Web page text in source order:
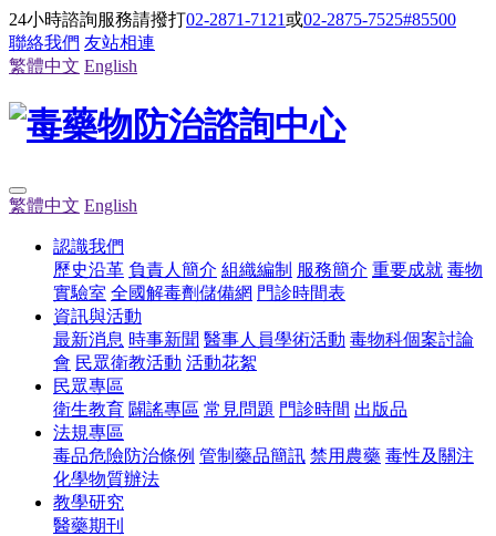
24小時諮詢服務請撥打02-2871-7121或02-2875-7525#85500
聯絡我們 友站相連
繁體中文 English
繁體中文 English
認識我們
歷史沿革 負責人簡介 組織編制 服務簡介 重要成就 毒物
實驗室 全國解毒劑儲備網 門診時間表
資訊與活動
最新消息 時事新聞 醫事人員學術活動 毒物科個案討論
會 民眾衛教活動 活動花絮
民眾專區
衛生教育 闢謠專區 常見問題 門診時間 出版品
法規專區
毒品危險防治條例 管制藥品簡訊 禁用農藥 毒性及關注
化學物質辦法
教學研究
醫藥期刊